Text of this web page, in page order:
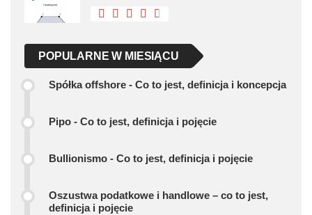
POPULARNE W MIESIĄCU
Spółka offshore - Co to jest, definicja i koncepcja
Pipo - Co to jest, definicja i pojęcie
Bullionismo - Co to jest, definicja i pojęcie
Oszustwa podatkowe i handlowe – co to jest,
definicja i pojęcie